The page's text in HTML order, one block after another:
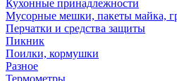
Кухонные принадлежности
Мусорные мешки, пакеты майка,
Перчатки и средства защиты
Пикник
Поилки, кормушки
Разное
Термометры